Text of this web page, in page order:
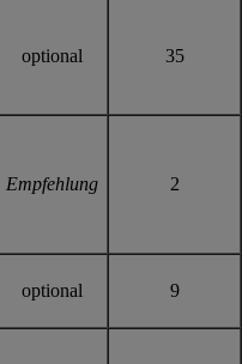
optional 35
Empfehlung 2
optional 9